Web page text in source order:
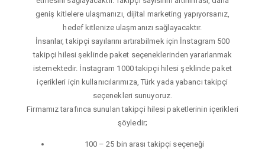
geniş kitlelere ulaşmanızı, dijital marketing yapıyorsanız,
hedef kitlenize ulaşmanızı sağlayacaktır.
İnsanlar, takipçi sayılarını artırabilmek için İnstagram 500
takipçi hilesi şeklinde paket seçeneklerinden yararlanmak
istemektedir. İnstagram 1000 takipçi hilesi şeklinde paket
içerikleri için kullanıcılarımıza, Türk yada yabancı takipçi
seçenekleri sunuyoruz.
Firmamız tarafınca sunulan takipçi hilesi paketlerinin içerikleri
şöyledir;
100 – 25 bin arası takipçi seçeneği